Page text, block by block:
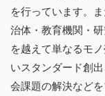
を行っています。
治体・教育機関・
を越えて単なるモ
いスタンダード創
会課題の解決など